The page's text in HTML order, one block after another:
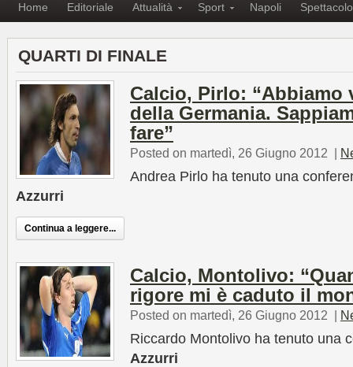
Home Editoriale Attualità Sport Napoli Spettacolo
QUARTI DI FINALE
Calcio, Pirlo: “Abbiamo
della Germania.
fare”
Posted on martedì, 26 Giugno 2012 |
Andrea Pirlo ha tenuto una
Azzurri
Continua a leggere...
Calcio, Montolivo:
rigore mi è caduto il
Posted on martedì, 26 Giugno 2012 |
Riccardo Montolivo ha tenuto una
Azzurri